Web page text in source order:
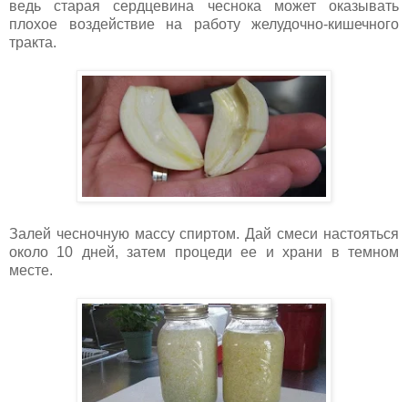
ведь старая сердцевина чеснока может оказывать
плохое воздействие на работу желудочно-кишечного
тракта.
Залей чесночную массу спиртом. Дай смеси настояться
около 10 дней, затем процеди ее и храни в темном
месте.